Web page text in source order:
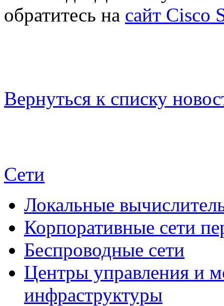
обратитесь на сайт Cisco
Вернуться к списку
Сети
Локальные
Корпоративные сети
Беспроводные сети
Центры управления и
инфраструктуры